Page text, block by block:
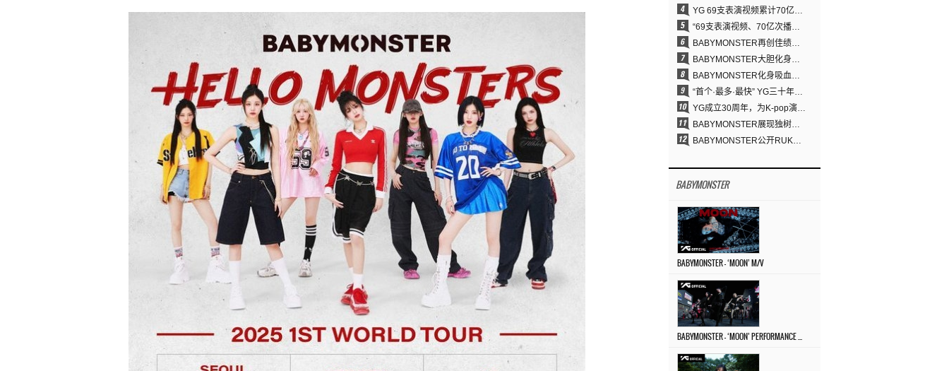
YG 69支表演视频累计70亿次播放……YANG HYUN SUK制作理念奏效
“69支表演视频、70亿次播放的奇迹” YANG HYUN SUK为何100%亲自打造YG表演视频
BABYMONSTER再创佳绩……直登YouTube全球趋势榜第一名
BABYMONSTER大胆化身吸血鬼，直冲YouTube全球趋势榜第一
BABYMONSTER化身吸血鬼……《MOON》为三个月企划收官
“首个·最多·最快” YG三十年坚守铸就K-pop巡演新格局
YG成立30周年，为K-pop演出界留下了什么？
BABYMONSTER展现独树一帜的视觉魅力与超强驾驭力……《MOON》
BABYMONSTER公开RUKA、CHIQUITA《MOON》视觉照 展现克制魅力与独特视觉风格
BABYMONSTER
BABYMONSTER – ‘MOON’ M/V